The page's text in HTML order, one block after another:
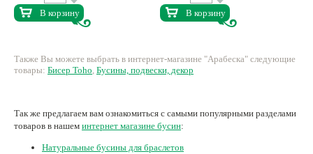
В корзину
В корзину
Также Вы можете выбрать в интернет-магазине "Арабеска" следующие
товары: Бисер Toho, Бусины, подвески, декор
Так же предлагаем вам ознакомиться с самыми популярными разделами
товаров в нашем интернет магазине бусин:
Натуральные бусины для браслетов